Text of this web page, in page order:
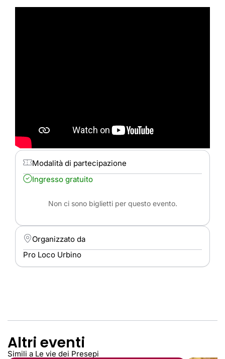
Modalità di partecipazione
Ingresso gratuito
Non ci sono biglietti per questo evento.
Organizzato da
Pro Loco Urbino
Altri eventi
Simili a Le vie dei Presepi